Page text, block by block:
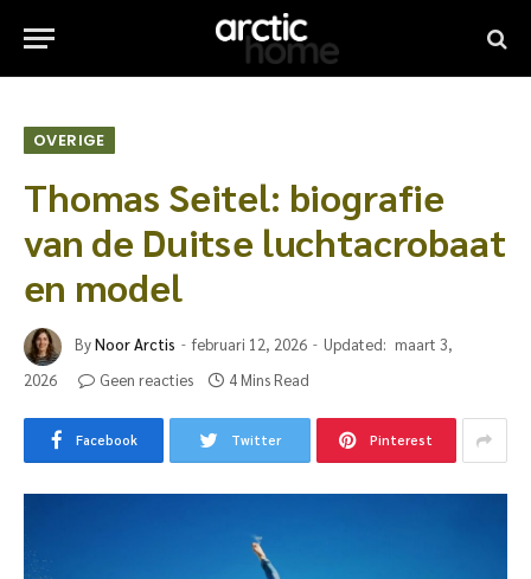
OVERIGE
Thomas Seitel: biografie
van de Duitse luchtacrobaat
en model
ByNoor Arctis februari 12, 2026 Updated: maart 3,
2026
Geen reacties 4 Mins Read
Facebook Twitter Pinterest